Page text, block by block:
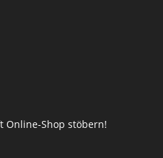
Online-Shop stöbern!